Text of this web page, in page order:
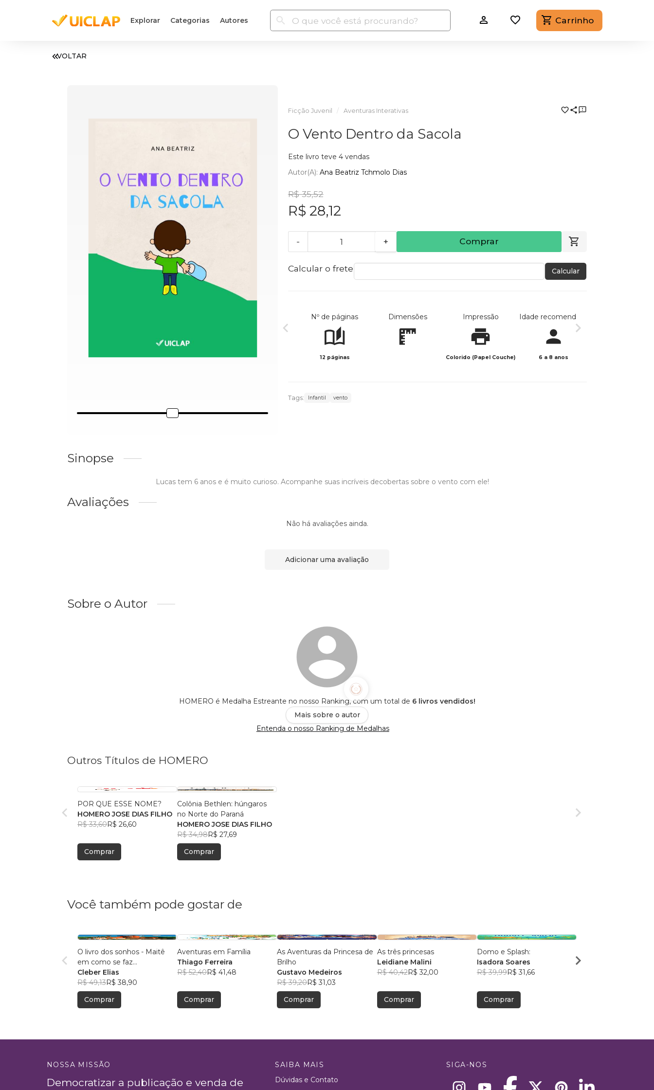
Explorar Categorias Autores Carrinho
VOLTAR
Ficção Juvenil Aventuras Interativas
O Vento Dentro da Sacola
Este livro teve 4 vendas
Autor(a): Ana Beatriz Tchmolo Dias
R$ 35,52
R$ 28,12
- + Comprar
Calcular o frete Calcular
Nº de páginas
12 páginas
Dimensões Impressão
Colorido (Papel Couche)
Idade recomendada
6 a 8 anos
Tags: Infantil vento
Sinopse
Lucas tem 6 anos e é muito curioso. Acompanhe suas incríveis decobertas sobre o vento com ele!
Avaliações
Não há avaliações ainda.
Adicionar uma avaliação
Sobre o Autor
HOMERO é Medalha Estreante no nosso Ranking, com um total de 6 livros vendidos!
Mais sobre o autor
Entenda o nosso Ranking de Medalhas
Outros Títulos de HOMERO
POR QUE ESSE NOME?
HOMERO JOSE DIAS FILHO
R$ 33,60R$ 26,60
Comprar
Colônia Bethlen: húngaros
no Norte do Paraná
HOMERO JOSE DIAS FILHO
R$ 34,98R$ 27,69
Comprar
Você também pode gostar de
O livro dos sonhos - Maitê
em como se faz...
Cleber Elias
R$ 49,13R$ 38,90
Comprar
Aventuras em Família
Thiago Ferreira
R$ 52,40R$ 41,48
Comprar
As Aventuras da Princesa de
Brilho
Gustavo Medeiros
R$ 39,20R$ 31,03
Comprar
As três princesas
Leidiane Malini
R$ 40,42R$ 32,00
Comprar
Domo e Splash:
Isadora Soares
R$ 39,99R$ 31,66
Comprar
do livro
NOSSA MISSÃO
Democratizar a publicação e venda de
SAIBA MAIS
Dúvidas e Contato
SIGA-NOS